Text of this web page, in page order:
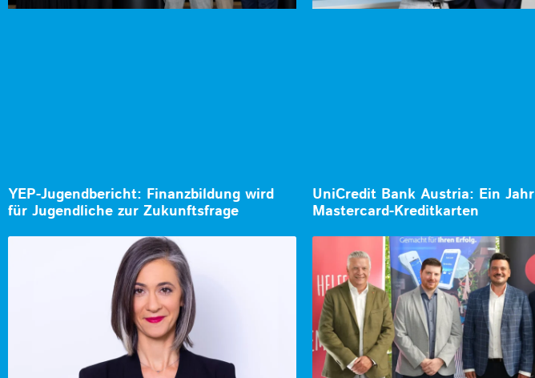
YEP-Jugendbericht: Finanzbildung wird
für Jugendliche zur Zukunftsfrage
UniCredit Bank Austria: Ein Jahr
Mastercard-Kreditkarten